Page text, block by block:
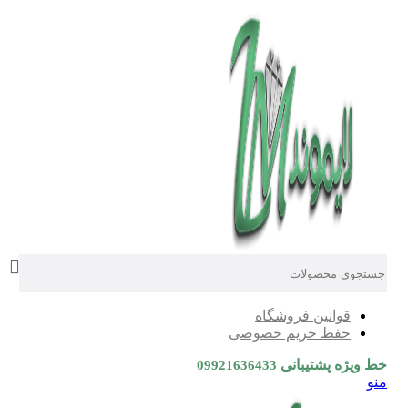
قوانین فروشگاه
حفظ حریم خصوصی
خط ویژه پشتیبانی 09921636433
منو